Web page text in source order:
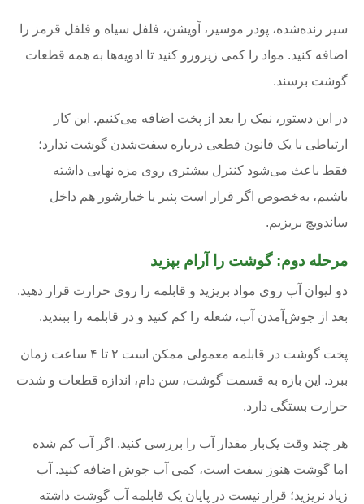
سیر رنده‌شده، پودر موسیر، آویشن، فلفل سیاه و فلفل قرمز را
اضافه کنید. مواد را کمی زیرورو کنید تا ادویه‌ها به همه قطعات
گوشت برسند.
در این دستور، نمک را بعد از پخت اضافه می‌کنیم. این کار
ارتباطی با یک قانون قطعی درباره سفت‌شدن گوشت ندارد؛
فقط باعث می‌شود کنترل بیشتری روی مزه نهایی داشته
باشیم، به‌خصوص اگر قرار است پنیر یا خیارشور هم داخل
ساندویچ بریزیم.
مرحله دوم: گوشت را آرام بپزید
دو لیوان آب روی مواد بریزید و قابلمه را روی حرارت قرار دهید.
بعد از جوش‌آمدن آب، شعله را کم کنید و در قابلمه را ببندید.
پخت گوشت در قابلمه معمولی ممکن است ۲ تا ۴ ساعت زمان
ببرد. این بازه به قسمت گوشت، سن دام، اندازه قطعات و شدت
حرارت بستگی دارد.
هر چند وقت یک‌بار مقدار آب را بررسی کنید. اگر آب کم شده
اما گوشت هنوز سفت است، کمی آب جوش اضافه کنید. آب
زیاد نریزید؛ قرار نیست در پایان یک قابلمه آب گوشت داشته